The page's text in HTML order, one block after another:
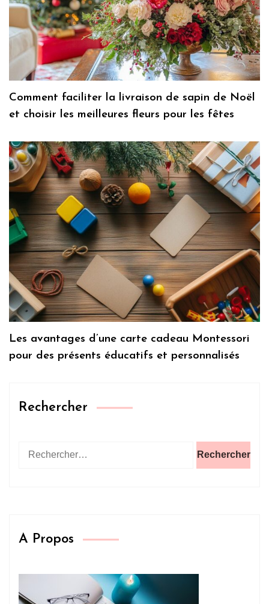
Comment faciliter la livraison de sapin de Noël
et choisir les meilleures fleurs pour les fêtes
Les avantages d’une carte cadeau Montessori
pour des présents éducatifs et personnalisés
Rechercher
A Propos